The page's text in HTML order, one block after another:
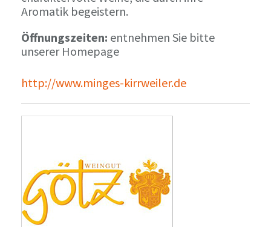
Aromatik begeistern.
Öffnungszeiten: entnehmen Sie bitte
unserer Homepage
http://www.minges-kirrweiler.de